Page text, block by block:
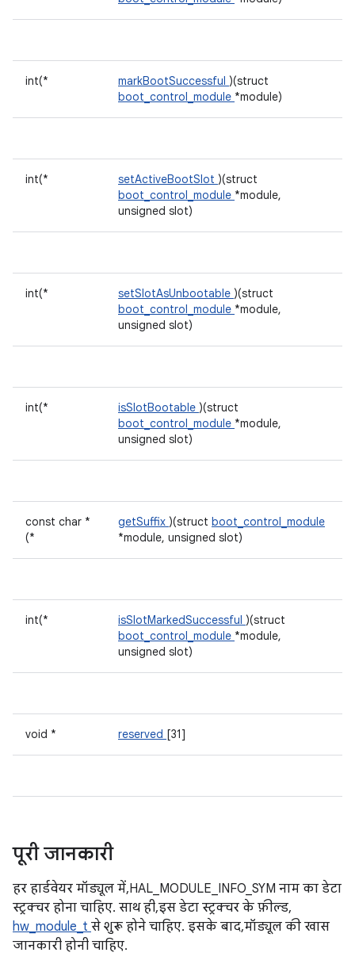
int(* markBootSuccessful )(struct
boot_control_module *module)
int(* setActiveBootSlot )(struct
boot_control_module *module,
unsigned slot)
int(* setSlotAsUnbootable )(struct
boot_control_module *module,
unsigned slot)
int(* isSlotBootable )(struct
boot_control_module *module,
unsigned slot)
const char *
(*
getSuffix )(struct boot_control_module
*module, unsigned slot)
int(* isSlotMarkedSuccessful )(struct
boot_control_module *module,
unsigned slot)
void * reserved [31]
पूरी जानकारी
हर हार्डवेयर मॉड्यूल में, HAL_MODULE_INFO_SYM नाम का डेटा
स्ट्रक्चर होना चाहिए. साथ ही, इस डेटा स्ट्रक्चर के फ़ील्ड,
hw_module_t से शुरू होने चाहिए. इसके बाद, मॉड्यूल की खास
जानकारी होनी चाहिए.